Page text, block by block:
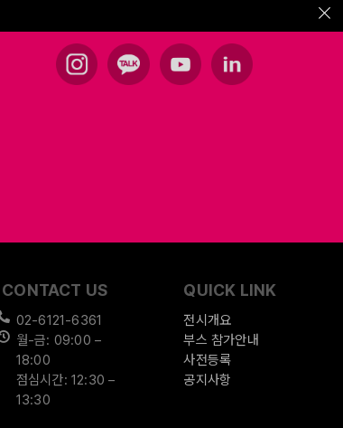
CONTACT US
02-6121-6361
월-금: 09:00 –
18:00
점심시간: 12:30 –
13:30
QUICK LINK
전시개요
부스 참가안내
사전등록
공지사항